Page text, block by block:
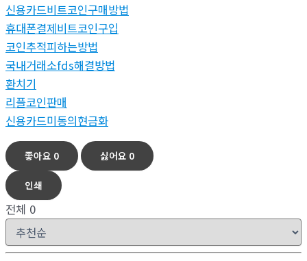
신용카드비트코인구매방법
휴대폰결제비트코인구입
코인추적피하는방법
국내거래소fds해결방법
환치기
리플코인판매
신용카드미동의현금화
좋아요 0 싫어요 0
인쇄
전체 0